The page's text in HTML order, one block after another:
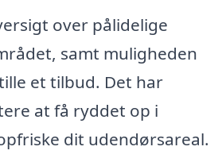
over pålidelige
samt muligheden
et tilbud. Det har
at få ryddet op i
dit udendørsareal.